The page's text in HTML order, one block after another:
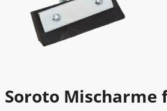
Garten - Pumpen
Heizen - Klima - Winterbedarf
Soroto Mischarme